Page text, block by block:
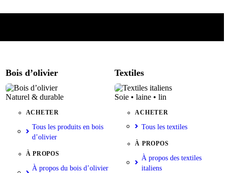
Bois d’olivier
Naturel & durable
ACHETER
Tous les produits en bois
d’olivier
À PROPOS
À propos du bois d’olivier
Textiles
Soie • laine • lin
ACHETER
Tous les textiles
À PROPOS
À propos des textiles
italiens